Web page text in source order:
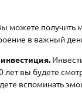
можете получить
в важный
лет вы будете
вспоминать